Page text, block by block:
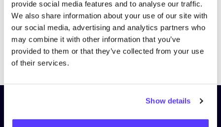
provide social media features and to analyse our traffic.
We also share information about your use of our site with
our social media, advertising and analytics partners who
may combine it with other information that you’ve
provided to them or that they’ve collected from your use
of their services.
Show details
PreviousNext
Schrijf je in op onze nieuwsbrief
en blijf op de hoogte!